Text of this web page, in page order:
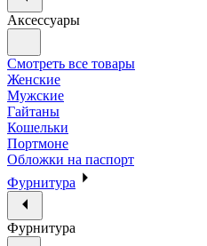
Аксессуары
Смотреть все товары
Женские
Мужские
Гайтаны
Кошельки
Портмоне
Обложки на паспорт
Фурнитура
Фурнитура